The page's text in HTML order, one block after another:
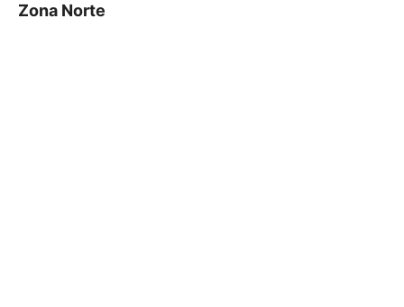
Zona Norte